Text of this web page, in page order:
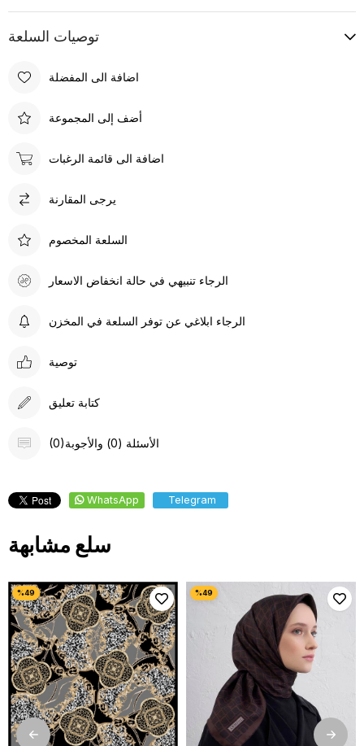
توصيات السلعة
اضافة الى المفضلة
أضف إلى المجموعة
اضافة الى قائمة الرغبات
يرجى المقارنة
السلعة المخصوم
الرجاء تنبيهي في حالة انخفاض الاسعار
الرجاء ابلاغي عن توفر السلعة في المخزن
توصية
كتابة تعليق
(0)الأسئلة (0) والأجوبة
WhatsApp Telegram
سلع مشابهة